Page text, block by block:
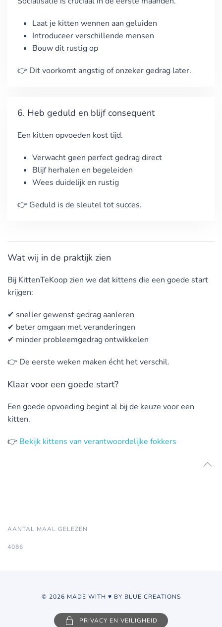
Laat je kitten wennen aan geluiden
Introduceer verschillende mensen
Bouw dit rustig op
👉 Dit voorkomt angstig of onzeker gedrag later.
6. Heb geduld en blijf consequent
Een kitten opvoeden kost tijd.
Verwacht geen perfect gedrag direct
Blijf herhalen en begeleiden
Wees duidelijk en rustig
👉 Geduld is de sleutel tot succes.
Wat wij in de praktijk zien
Bij KittenTeKoop zien we dat kittens die een goede start
krijgen:
✔ sneller gewenst gedrag aanleren
✔ beter omgaan met veranderingen
✔ minder probleemgedrag ontwikkelen
👉 De eerste weken maken écht het verschil.
Klaar voor een goede start?
Een goede opvoeding begint al bij de keuze voor een
kitten.
👉 Bekijk kittens van verantwoordelijke fokkers
AANTAL MAAL GELEZEN
4086
© 2026 MADE WITH ♥ BY BLUE CREATIONS
PRIVACY EN VEILIGHEID